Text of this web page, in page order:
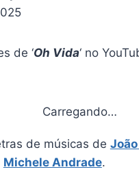
de ‘Oh Vida‘ no
Carregando…
de músicas de
Michele Andrade.